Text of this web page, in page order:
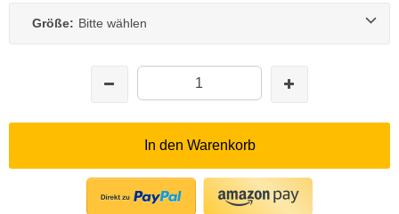
Größe: Bitte wählen
In den Warenkorb